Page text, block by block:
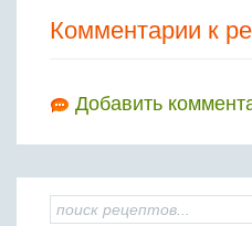
Комментарии к
Добавить